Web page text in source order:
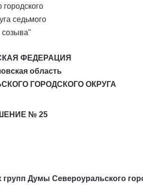
ФЕДЕРАЦИЯ
область
ГОРОДСКОГО ОКРУГА
№ 25
Думы Североуральского